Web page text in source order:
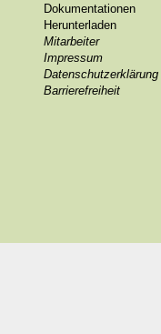
Dokumentationen
Herunterladen
Mitarbeiter
Impressum
Datenschutzerklärung
Barrierefreiheit